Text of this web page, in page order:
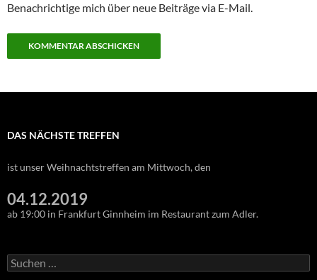
Benachrichtige mich über neue Beiträge via E-Mail.
DAS NÄCHSTE TREFFEN
ist unser Weihnachtstreffen am Mittwoch, den
04.12.2019
ab 19:00 in Frankfurt Ginnheim im Restaurant zum Adler.
Suchen
nach: